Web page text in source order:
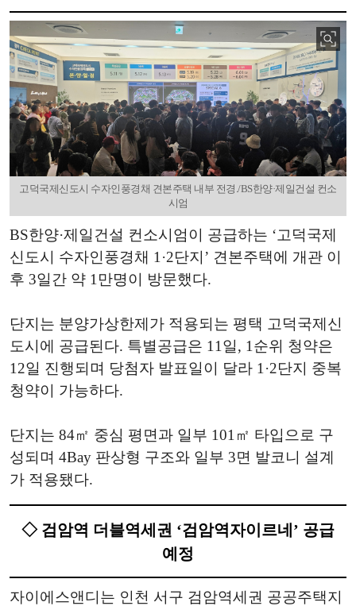
고덕국제신도시 수자인풍경채 견본주택 내부 전경./BS한양·제일건설 컨소
시엄
BS한양·제일건설 컨소시엄이 공급하는 ‘고덕국제
신도시 수자인풍경채 1·2단지’ 견본주택에 개관 이
후 3일간 약 1만명이 방문했다.
단지는 분양가상한제가 적용되는 평택 고덕국제신
도시에 공급된다. 특별공급은 11일, 1순위 청약은
12일 진행되며 당첨자 발표일이 달라 1·2단지 중복
청약이 가능하다.
단지는 84㎡ 중심 평면과 일부 101㎡ 타입으로 구
성되며 4Bay 판상형 구조와 일부 3면 발코니 설계
가 적용됐다.
◇ 검암역 더블역세권 ‘검암역자이르네’ 공급
예정
자이에스앤디는 인천 서구 검암역세권 공공주택지